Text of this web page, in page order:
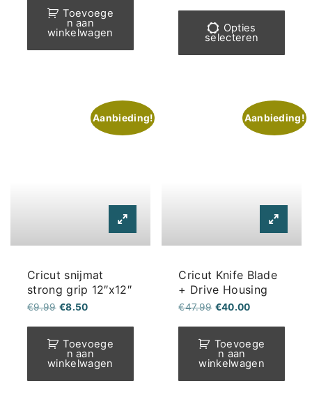
Toevoege
n aan
winkelwagen Opties
selecteren
Dit
Deze
optie
Aanbieding!
Cricut snijmat
strong grip 12″x12″
€9.99 Oorspronkelijke
was:
€8.50Huidige
is:
Toevoege
n aan
winkelwagen
Aanbieding!
Cricut Knife Blade
+ Drive Housing
€47.99 Oorspronkelijke
was:
€40.00Huidige
is:
Toevoege
n aan
winkelwagen